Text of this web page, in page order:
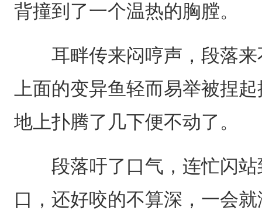
背撞到了一个温热的胸膛。
耳畔传来闷哼声，段落来
上面的变异鱼轻而易举被捏
地上扑腾了几下便不动了。
段落吁了口气，连忙闪站
口，还好咬的不算深，一会